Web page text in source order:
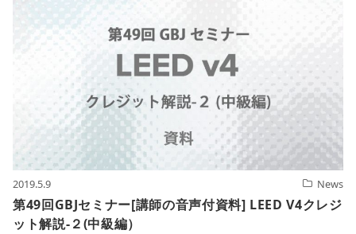
2019.5.9 News
第49回GBJセミナー[講師の音声付資料] LEED V4クレジ
ット解説-２(中級編）